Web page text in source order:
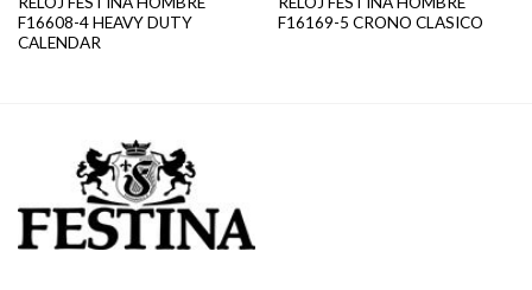
F16608-4 HEAVY DUTY
CALENDAR
F16169-5 CRONO CLASICO